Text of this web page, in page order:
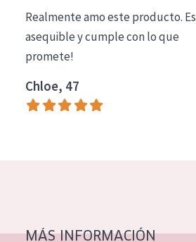
Limpieza
COLECCIÓN
Essentials
Lift+
Piel normal y seca
Realmente amo este producto. Es
asequible y cumple con lo que
promete!
Chloe, 47
MÁS INFORMACIÓN